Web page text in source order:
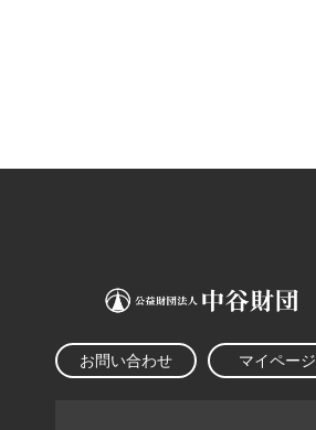
お問い合わせ マイページ